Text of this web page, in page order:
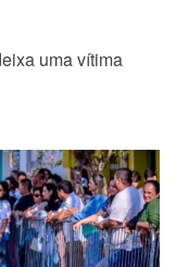
uma vítima